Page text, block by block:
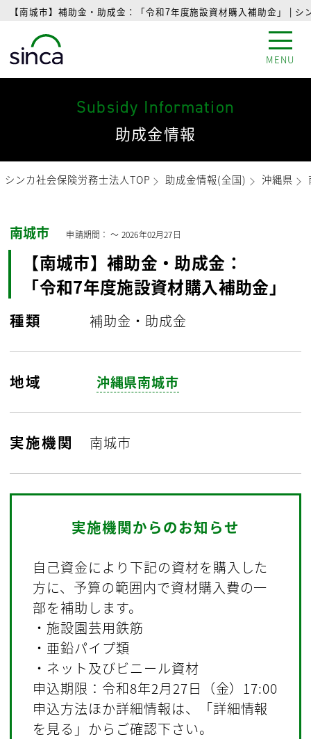
【南城市】補助金・助成金：「令和7年度施設資材購入補助金」 |
MENU
Subsidy Information
助成金情報
シンカ社会保険労務士法人TOP 助成金情報(全国) 沖縄県
南城市 申請期間： 〜 2026年02月27日
【南城市】補助金・助成金：
「令和7年度施設資材購入補助金」
種類 補助金・助成金
地域 沖縄県南城市
実施機関 南城市
実施機関からのお知らせ
自己資金により下記の資材を購入した
方に、予算の範囲内で資材購入費の一
部を補助します。
・施設園芸用鉄筋
・亜鉛パイプ類
・ネット及びビニール資材
申込期限：令和8年2月27日（金）17:00
申込方法ほか詳細情報は、「詳細情報
を見る」からご確認下さい。